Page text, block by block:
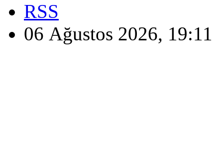
RSS
06 Ağustos 2026, 19:11